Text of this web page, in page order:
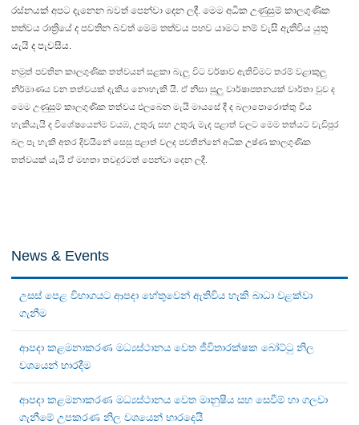
රස්නයක් අපට දැනෙන බවත් පෙන්වා දෙන ලදී. මෙම අධික උණුසුම් කාලගුණික
තත්වය රාත්‍රියේ ද පවතින බවත් මෙම තත්වය පහව යාමට නම් වැසි ඇතිවිය යුතු
යැයි ද පැවසීය.
නමුත් පවතින කාලගුණික තත්වයන් සළකා බැලු විට වර්ෂාව ඇතිවිමට තරම් වළාකුලු
නිර්මාණය වන තත්වයක් දැකිය නොහැකි යි. ඒ නිසා සුලු වාර්ෂාපතනයක් වාර්තා වුව ද
මෙම උණුසුම් කාලගුණික තත්වය එලබෙන මැයි මායසේ දී ද බලාපොරොත්තු විය
හැකියැයි ද විශේෂයෙන්ම වයඹ, උතුරු සහ උතුරු මැද පළාත් වලට මෙම තත්යට වැඩිපුර
බල පෑ හැකි අතර දිවයිනේ සෙසු පළාත් වලද පවතින්නේ අධික උෂ්ණ කාලගුණික
තත්වයක් යැයි ඒ මහතා තවදුරටත් පෙන්වා දෙන ලදී.
News & Events
උසස් පෙළ විභාගයට ආපදා හේතුවෙන් ඇතිවිය හැකි බාධා වළක්වා
ගැනීම
ආපදා කළමනාකරණ මධ්‍යස්ථානය වෙත ජීවිතාරක්ෂක බෝට්ටු නිල
වශයෙන් භාරදීම
ආපදා කළමනාකරණ මධ්‍යස්ථානය වෙත මානුෂීය සහ සෙවීම් හා ගලවා
ගැනීමේ උපකරණ නිල වශයෙන් භාරදෙයි